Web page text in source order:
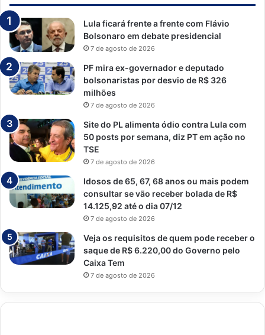
Lula ficará frente a frente com Flávio
Bolsonaro em debate presidencial
7 de agosto de 2026
PF mira ex-governador e deputado
bolsonaristas por desvio de R$ 326
milhões
7 de agosto de 2026
Site do PL alimenta ódio contra Lula com
50 posts por semana, diz PT em ação no
TSE
7 de agosto de 2026
Idosos de 65, 67, 68 anos ou mais podem
consultar se vão receber bolada de R$
14.125,92 até o dia 07/12
7 de agosto de 2026
Veja os requisitos de quem pode receber o
saque de R$ 6.220,00 do Governo pelo
Caixa Tem
7 de agosto de 2026